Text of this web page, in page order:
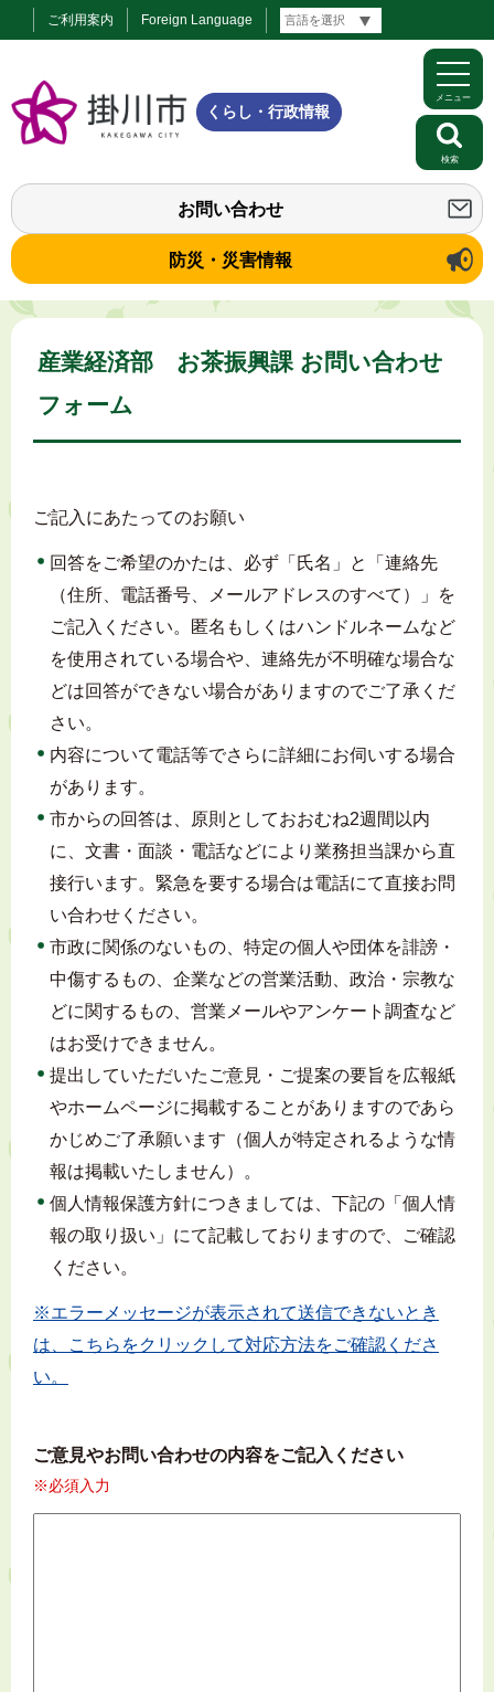
ご利用案内 Foreign Language
くらし・行政情報
お問い合わせ
防災・災害情報
メニュー
検索
産業経済部 お茶振興課 お問い合わせ
フォーム
ご記入にあたってのお願い
回答をご希望のかたは、必ず「氏名」と「連絡先
（住所、電話番号、メールアドレスのすべて）」を
ご記入ください。匿名もしくはハンドルネームなど
を使用されている場合や、連絡先が不明確な場合な
どは回答ができない場合がありますのでご了承くだ
さい。
内容について電話等でさらに詳細にお伺いする場合
があります。
市からの回答は、原則としておおむね2週間以内
に、文書・面談・電話などにより業務担当課から直
接行います。緊急を要する場合は電話にて直接お問
い合わせください。
市政に関係のないもの、特定の個人や団体を誹謗・
中傷するもの、企業などの営業活動、政治・宗教な
どに関するもの、営業メールやアンケート調査など
はお受けできません。
提出していただいたご意見・ご提案の要旨を広報紙
やホームページに掲載することがありますのであら
かじめご了承願います（個人が特定されるような情
報は掲載いたしません）。
個人情報保護方針につきましては、下記の「個人情
報の取り扱い」にて記載しておりますので、ご確認
ください。
※エラーメッセージが表示されて送信できないとき
は、こちらをクリックして対応方法をご確認くださ
い。
ご意見やお問い合わせの内容をご記入ください
※必須入力